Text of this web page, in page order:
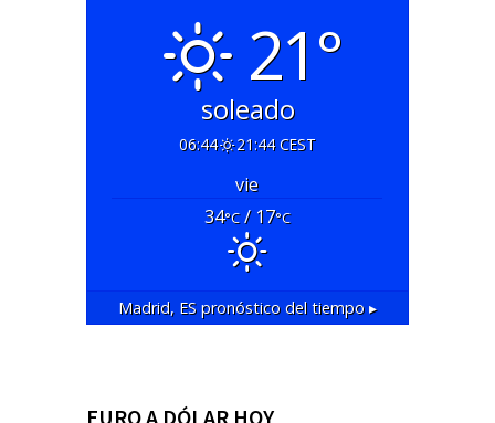
21°
soleado
06:44 21:44 CEST
vie
34°C/ 17°C
Madrid, ES pronóstico del tiempo ▸
EURO A DÓLAR HOY